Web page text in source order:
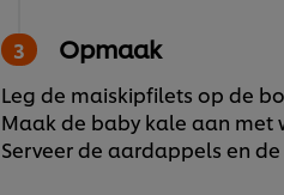
Opmaak
Leg de maiskipfilets op de
Maak de baby kale aan met
Serveer de aardappels en